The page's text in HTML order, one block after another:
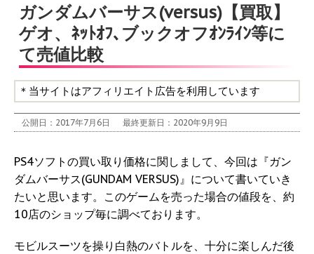
ガンダムバーサス(versus)【買取】
ゲオ、ﾈｯﾄｵﾌ､ブックオフｵﾝﾗｲﾝ等に
て売値比較
＊当サイトはアフィリエイト広告を利用しています
公開日：2017年7月6日 最終更新日：2020年9月9日
PS4ソフトの買い取り価格に関しまして、今回は『ガン
ダムバーサス(GUNDAM VERSUS)』について書いていき
たいと思います。このゲームを売った場合の値段を、約
10店のショップ毎に調べております。
モビルスーツを操り白熱のバトルを、十分に楽しんだ後